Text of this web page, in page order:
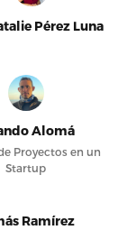
Pérez Luna
Alomá
Proyectos en un
Startup
Ramírez